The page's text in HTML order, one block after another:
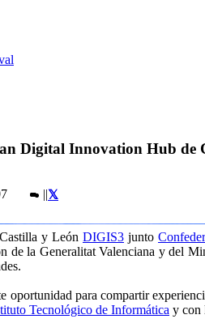
Digital Innovation Hub de
||
y León DIGIS3 junto
de la Generalitat Valenciana y del
oportunidad para compartir
Tecnológico de Informática y con